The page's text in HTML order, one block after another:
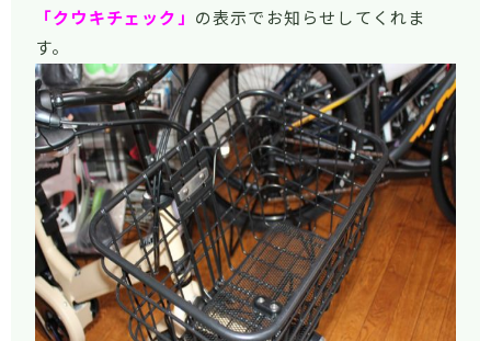
「クウキチェック」 の表示でお知らせしてくれま
す。